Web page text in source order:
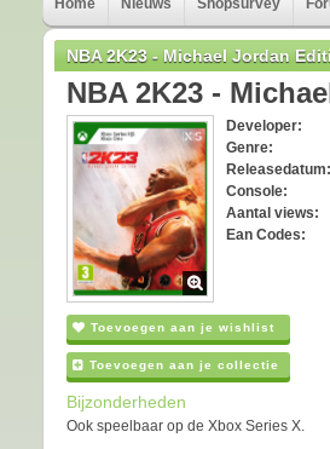
Home Nieuws Shopsurvey
NBA 2K23 - Michael Jordan
NBA 2K23 -
Developer:
Genre:
Releasedatum:
Console:
Aantal views:
Ean Codes:
Toevoegen aan je wishlist
Toevoegen aan je collectie
Bijzonderheden
Ook speelbaar op de Xbox Series X.